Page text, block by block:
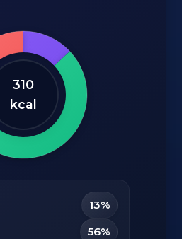
310
kcal
13%
56%